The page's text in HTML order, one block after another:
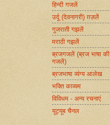
हिन्दी गजलें
उर्दू (देवनागरी) ग़ज़लें
गुजराती गझलें
मराठी गझलें
ब्रजगजलें (ब्रज भाषा की
गजलें)
ब्रजभाषा व्यंग्य आलेख
भक्ति काव्यम
विविधम - अन्य रचनाएं
यूट्यूब चैनल